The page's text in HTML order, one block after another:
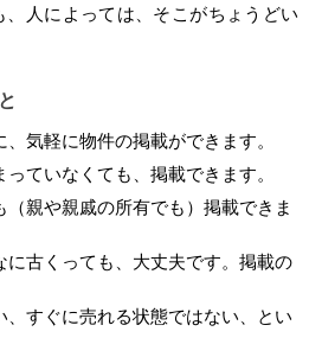
人によっては、そこがちょうどい
気軽に物件の掲載ができます。
ていなくても、掲載できます。
親や親戚の所有でも）掲載できま
に古くっても、大丈夫です。掲載の
、すぐに売れる状態ではない、とい